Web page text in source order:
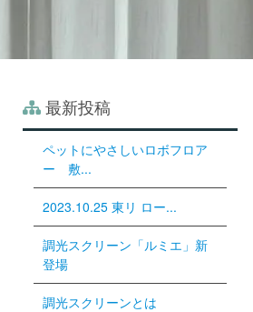
最新投稿
ペットにやさしいロボフロア
ー 敷...
2023.10.25 東リ ロー...
調光スクリーン「ルミエ」新
登場
調光スクリーンとは